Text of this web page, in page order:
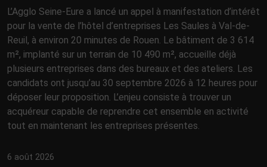
L’Agglo Seine-Eure a lancé un appel à manifestation d’intérêt
pour la vente de l’hôtel d’entreprises Les Saules à Val-de-
Reuil, à environ 20 minutes de Rouen. Le bâtiment de 3 614
m², implanté sur un terrain de 10 490 m², accueille déjà
plusieurs entreprises dans des bureaux et des ateliers. Les
candidats ont jusqu’au 30 septembre 2026 à 12 heures pour
déposer leur proposition. L’enjeu consiste à trouver un
acquéreur capable de reprendre cet ensemble en activité
tout en maintenant les entreprises présentes.
6 août 2026